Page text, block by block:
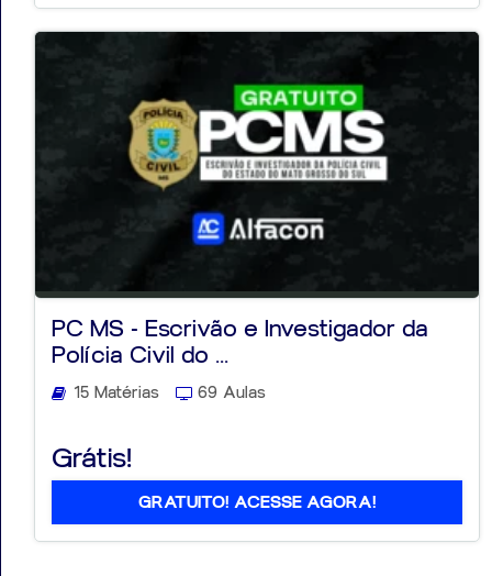
PC MS - Escrivão e Investigador da
Polícia Civil do ...
15 Matérias 69 Aulas
Grátis!
GRATUITO! ACESSE AGORA!